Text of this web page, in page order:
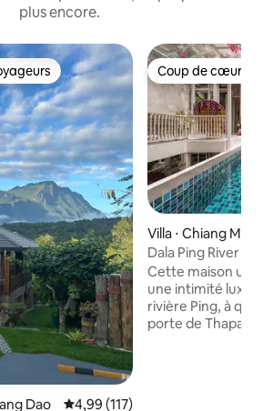
plus encore.
les plus appréciés
Dao Évaluation moyenne sur la
4,99 (117)
Coup de cœur
Coup de cœur
Villa ⋅ Chiang Mai
Dala Ping River
Cette maison
une intimité
rivière Ping, à
porte de Thapae,